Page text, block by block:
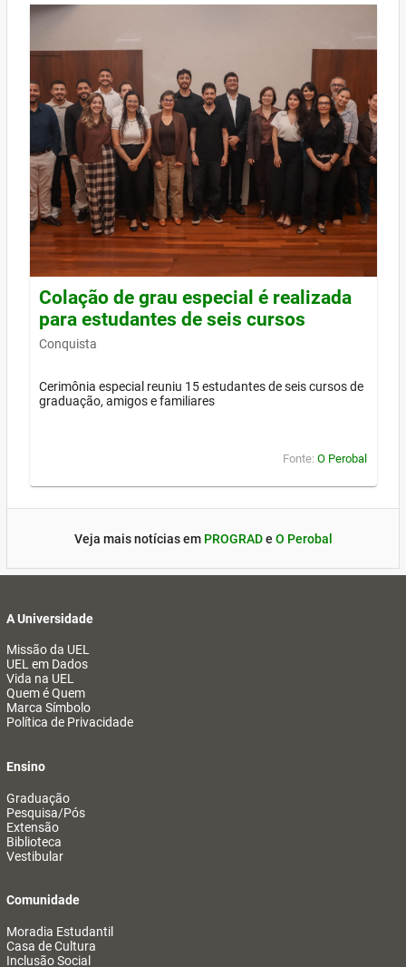
Colação de grau especial é realizada
para estudantes de seis cursos
Conquista
Cerimônia especial reuniu 15 estudantes de seis cursos de
graduação, amigos e familiares
Fonte: O Perobal
Veja mais notícias em PROGRADe O Perobal
A Universidade
Missão da UEL
UEL em Dados
Vida na UEL
Quem é Quem
Marca Símbolo
Política de Privacidade
Ensino
Graduação
Pesquisa/Pós
Extensão
Biblioteca
Vestibular
Comunidade
Moradia Estudantil
Casa de Cultura
Inclusão Social